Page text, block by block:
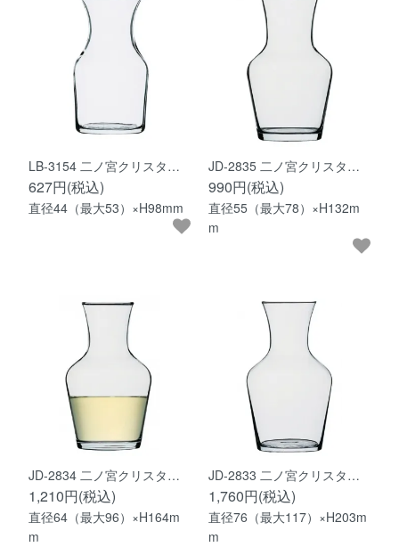
LB-3154 二ノ宮クリスタ…
627円(税込)
直径44（最大53）×H98mm
JD-2835 二ノ宮クリスタ…
990円(税込)
直径55（最大78）×H132m
m
JD-2834 二ノ宮クリスタ…
1,210円(税込)
直径64（最大96）×H164m
m
JD-2833 二ノ宮クリスタ…
1,760円(税込)
直径76（最大117）×H203m
m